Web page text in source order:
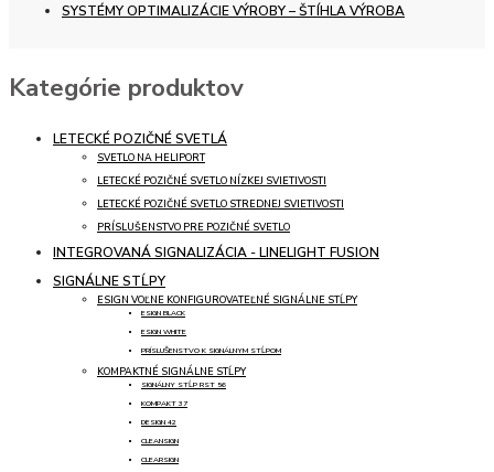
SYSTÉMY OPTIMALIZÁCIE VÝROBY – ŠTÍHLA VÝROBA
Kategórie produktov
LETECKÉ POZIČNÉ SVETLÁ
SVETLO NA HELIPORT
LETECKÉ POZIČNÉ SVETLO NÍZKEJ SVIETIVOSTI
LETECKÉ POZIČNÉ SVETLO STREDNEJ SVIETIVOSTI
PRÍSLUŠENSTVO PRE POZIČNÉ SVETLO
INTEGROVANÁ SIGNALIZÁCIA - LINELIGHT FUSION
SIGNÁLNE STĹPY
ESIGN VOĽNE KONFIGUROVATEĽNÉ SIGNÁLNE STĹPY
ESIGN BLACK
ESIGN WHITE
PRÍSLUŠENSTVO K SIGNÁLNYM STĹPOM
KOMPAKTNÉ SIGNÁLNE STĹPY
SIGNÁLNY STĹP RST 56
KOMPAKT 37
DESIGN 42
CLEANSIGN
CLEARSIGN